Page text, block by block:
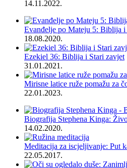
14.11.2022.
Evanđelje po Mateju 5: Biblija
18.08.2020.
Ezekiel 36: Biblija i Stari zavjet
31.01.2021.
Mirisne latice ruže pomažu za
22.01.2023.
Biografija Stephena Kinga:
14.02.2020.
Meditacija za iscjeljivanje: Put
22.05.2017.